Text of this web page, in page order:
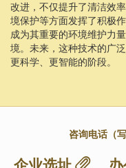
改进，不仅提升了清洁效
境保护等方面发挥了积极
成为其重要的环境维护力
境。未来，这种技术的广
更科学、更智能的阶段。
咨询电话（
企业选址